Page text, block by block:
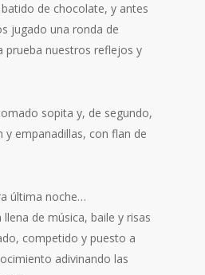
de chocolate, y antes
jugado una ronda de
prueba nuestros reflejos y
sopita y, de segundo,
y empanadillas, con flan de
última noche…
llena de música, baile y risas
competido y puesto a
adivinando las